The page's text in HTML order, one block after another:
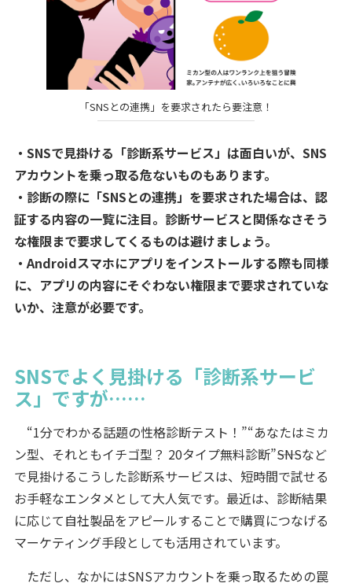
「SNSとの連携」を要求されたら要注意！
・SNSで見掛ける「診断系サービス」は面白いが、SNS
アカウントを乗っ取る危ないものもあります。
・診断の際に「SNSとの連携」を要求された場合は、認
証する内容の一覧に注目。診断サービスと関係なさそう
な権限まで要求してくるものは避けましょう。
・Androidスマホにアプリをインストールする際も同様
に、アプリの内容にそぐわない権限まで要求されていな
いか、注意が必要です。
SNSでよく見掛ける「診断系サービ
ス」ですが……
“1分でわかる話題の性格診断テスト！”“あなたはミカ
ン型、それともイチゴ型？ 20タイプ無料診断”――SNSなど
で見掛けるこうした診断系サービスは、短時間で試せる
お手軽なエンタメとして大人気です。最近は、診断結果
に応じて自社製品をアピールすることで購買につなげる
マーケティング手段としても活用されています。
ただし、なかにはSNSアカウントを乗っ取るための罠